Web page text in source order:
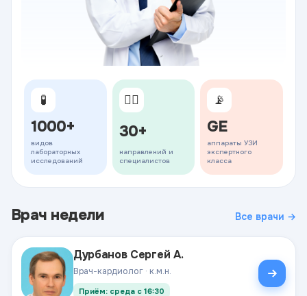
🧪
1000+
видов
лабораторных
исследований
👨‍⚕️
30+
направлений и
специалистов
📡
GE
аппараты УЗИ
экспертного
класса
Врач недели Все врачи →
Дурбанов Сергей А.
Врач-кардиолог · к.м.н.
Приём: среда с 16:30